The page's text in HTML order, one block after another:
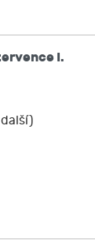
I.
další)